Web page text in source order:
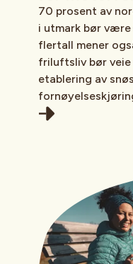
70 prosent av
i utmark bør
flertall mener
friluftsliv bør
etablering av